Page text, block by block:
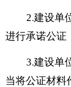
2.建设单
进行承诺公证
3.建设单
当将公证材料